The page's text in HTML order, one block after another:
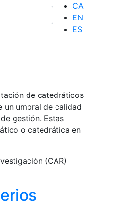
CA
EN
ES
de catedráticos
un umbral de calidad
gestión. Estas
o catedrática en
(CAR)